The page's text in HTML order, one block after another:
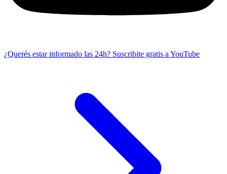
¿Querés estar informado las 24h? Suscribite gratis a YouTube